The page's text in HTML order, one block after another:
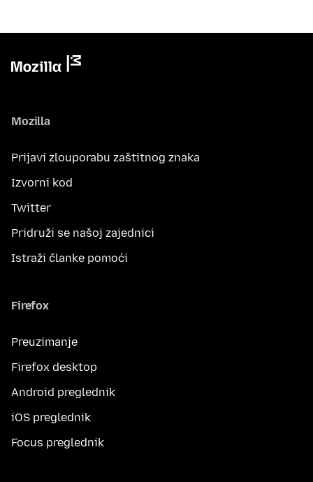
Mozilla
Prijavi zlouporabu zaštitnog znaka
Izvorni kod
Twitter
Pridruži se našoj zajednici
Istraži članke pomoći
Firefox
Preuzimanje
Firefox desktop
Android preglednik
iOS preglednik
Focus preglednik